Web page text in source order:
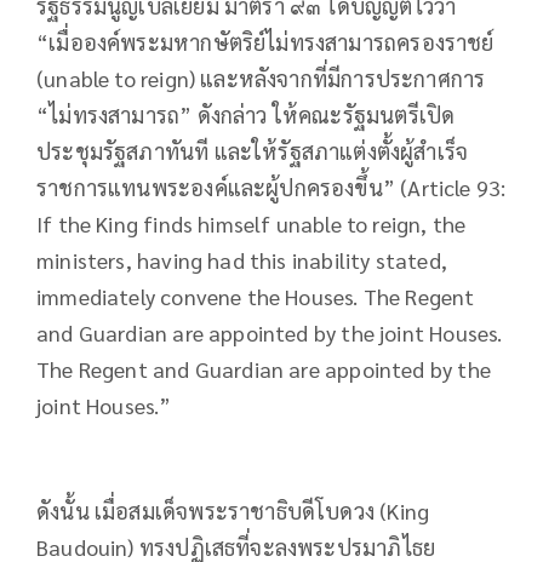
“เมื่อองค์พระมหากษัตริย์ไม่ทรงสามารถครองราชย์
(unable to reign) และหลังจากที่มีการประกาศการ
“ไม่ทรงสามารถ” ดังกล่าว ให้คณะรัฐมนตรีเปิด
ประชุมรัฐสภาทันที และให้รัฐสภาแต่งตั้งผู้สำเร็จ
ราชการแทนพระองค์และผู้ปกครองขึ้น” (Article 93:
If the King finds himself unable to reign, the
ministers, having had this inability stated,
immediately convene the Houses. The Regent
and Guardian are appointed by the joint Houses.
The Regent and Guardian are appointed by the
joint Houses.”
ดังนั้น เมื่อสมเด็จพระราชาธิบดีโบดวง (King
Baudouin) ทรงปฏิเสธที่จะลงพระปรมาภิไธย